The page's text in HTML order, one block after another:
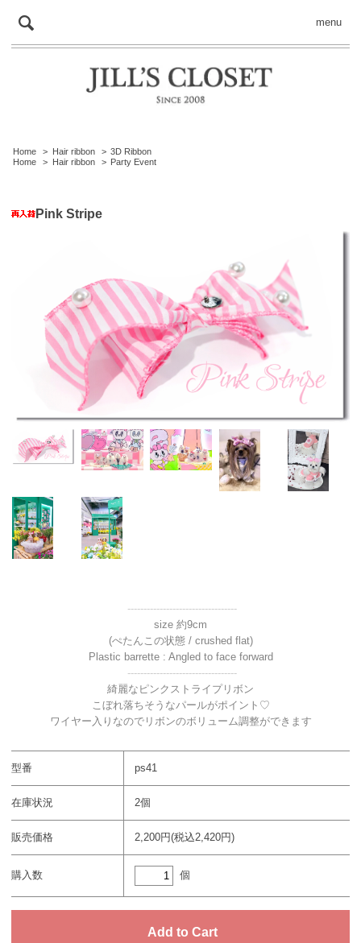
menu
Home > Hair ribbon > 3D Ribbon
Home
> Hair ribbon > Party Event
Pink Stripe
----------------------------------
size 約9cm
(ぺたんこの状態 / crushed flat)
Plastic barrette : Angled to face forward
----------------------------------
綺麗なピンクストライプリボン
こぼれ落ちそうなパールがポイント♡
ワイヤー入りなのでリボンのボリューム調整ができます
型番 ps41
在庫状況 2個
販売価格 2,200円(税込2,420円)
購入数 個